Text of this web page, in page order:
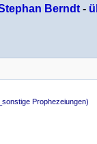
Berndt -
Prophezeiungen)